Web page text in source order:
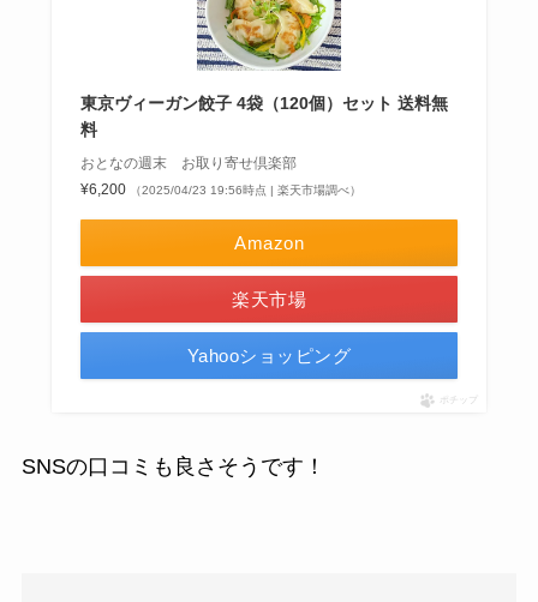
東京ヴィーガン餃子 4袋（120個）セット 送料無
料
おとなの週末 お取り寄せ倶楽部
¥6,200
（2025/04/23 19:56時点 | 楽天市場調べ）
Amazon
楽天市場
Yahooショッピング
ポチップ
SNSの口コミも良さそうです！